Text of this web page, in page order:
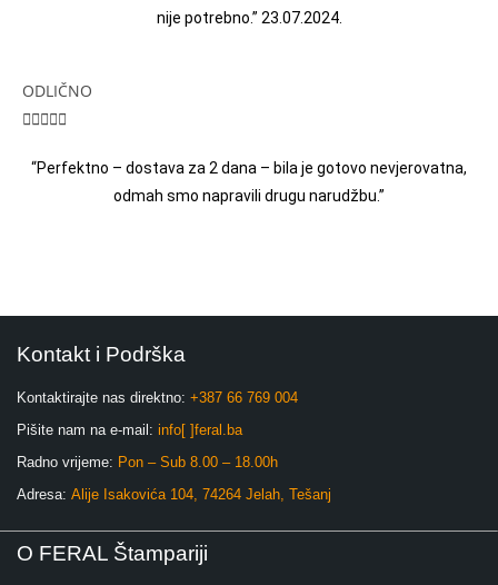
nije potrebno.” 23.07.2024.
ODLIČNO

“Perfektno – dostava za 2 dana – bila je gotovo nevjerovatna,
odmah smo napravili drugu narudžbu.”
Kontakt i Podrška
Kontaktirajte nas direktno: +387 66 769 004
Pišite nam na e-mail: info[ ]feral.ba
Radno vrijeme: Pon – Sub 8.00 – 18.00h
Adresa: Alije Isakovića 104, 74264 Jelah, Tešanj
O FERAL Štampariji